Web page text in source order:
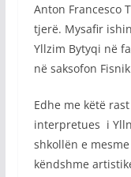
Anton Francesco
tjerë. Mysafir
Yllzim Bytyqi në
në saksofon
Edhe me këtë
interpretues i
shkollën e
këndshme